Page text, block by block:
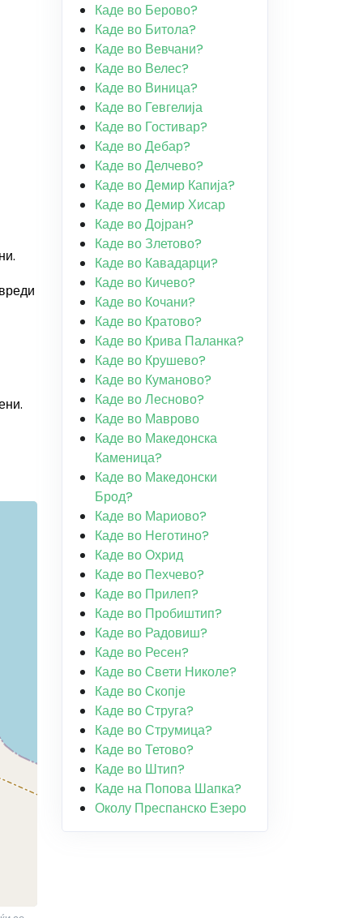
Каде во Берово?
Каде во Битола?
Каде во Вевчани?
Каде во Велес?
Каде во Виница?
Каде во Гевгелија
Каде во Гостивар?
Каде во Дебар?
Каде во Делчево?
Каде во Демир Капија?
Каде во Демир Хисар
Каде во Дојран?
Каде во Злетово?
Каде во Кавадарци?
Каде во Кичево?
Каде во Кочани?
Каде во Кратово?
Каде во Крива Паланка?
Каде во Крушево?
Каде во Куманово?
Каде во Лесново?
Каде во Маврово
Каде во Македонска
Каменица?
Каде во Македонски
Брод?
Каде во Мариово?
Каде во Неготино?
Каде во Охрид
Каде во Пехчево?
Каде во Прилеп?
Каде во Пробиштип?
Каде во Радовиш?
Каде во Ресен?
Каде во Свети Николе?
Каде во Скопје
Каде во Струга?
Каде во Струмица?
Каде во Тетово?
Каде во Штип?
Каде на Попова Шапка?
Околу Преспанско Езеро